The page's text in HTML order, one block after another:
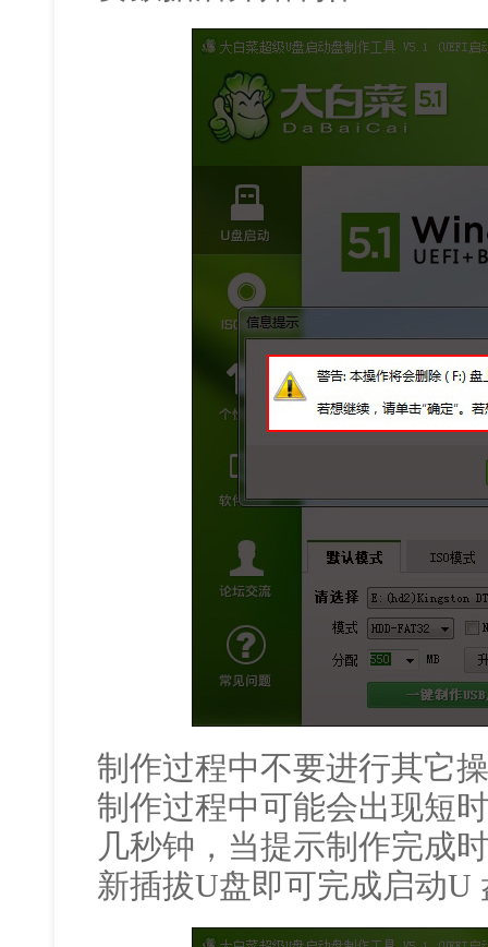
制作过程中不要进行其它
制作过程中可能会出现短
几秒钟，当提示制作完成
新插拔U盘即可完成启动U